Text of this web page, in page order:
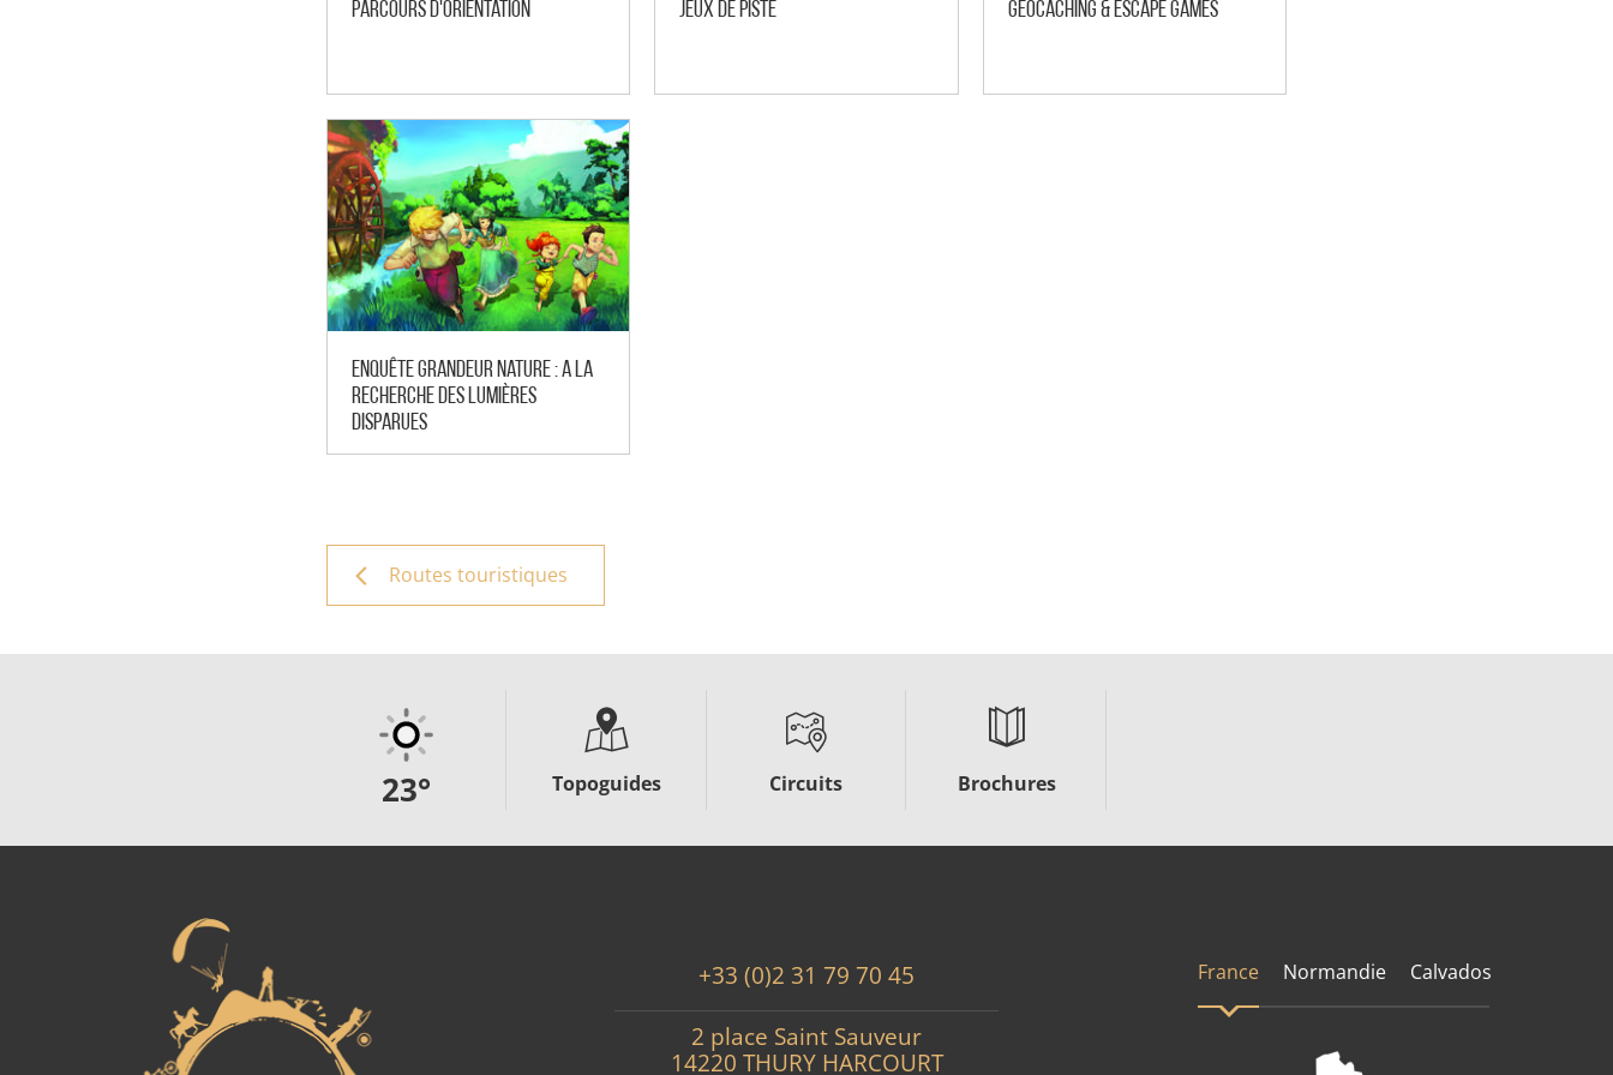
Parcours d'orientation Jeux de piste Géocaching & escape games
Enquête grandeur nature : A la
recherche des lumières
disparues
Routes touristiques
23° Topoguides Circuits Brochures
+33 (0)2 31 79 70 45
2 place Saint Sauveur
14220 THURY HARCOURT
France Normandie Calvados